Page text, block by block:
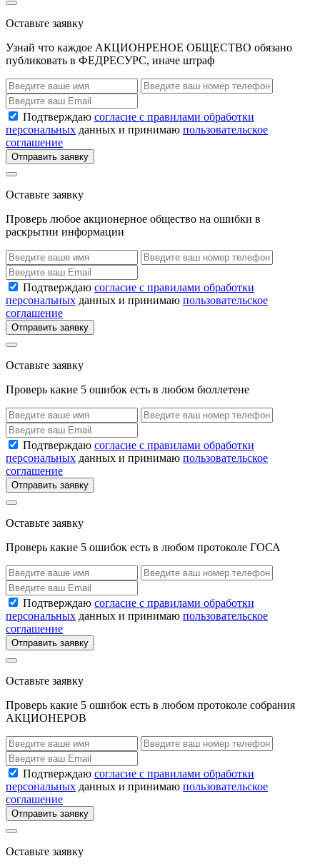
Оставьте заявку
Узнай что каждое АКЦИОНРЕНОЕ ОБЩЕСТВО обязано
публиковать в ФЕДРЕСУРС, иначе штраф
Подтверждаю согласие с правилами обработки
персональных данных и принимаю пользовательское
соглашение
Отправить заявку
Оставьте заявку
Проверь любое акционерное общество на ошибки в
раскрытии информации
Подтверждаю согласие с правилами обработки
персональных данных и принимаю пользовательское
соглашение
Отправить заявку
Оставьте заявку
Проверь какие 5 ошибок есть в любом бюллетене
Подтверждаю согласие с правилами обработки
персональных данных и принимаю пользовательское
соглашение
Отправить заявку
Оставьте заявку
Проверь какие 5 ошибок есть в любом протоколе ГОСА
Подтверждаю согласие с правилами обработки
персональных данных и принимаю пользовательское
соглашение
Отправить заявку
Оставьте заявку
Проверь какие 5 ошибок есть в любом протоколе собрания
АКЦИОНЕРОВ
Подтверждаю согласие с правилами обработки
персональных данных и принимаю пользовательское
соглашение
Отправить заявку
Оставьте заявку